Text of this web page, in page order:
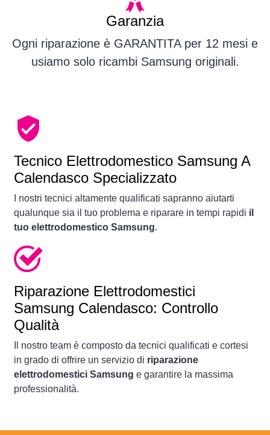
Garanzia
Ogni riparazione è GARANTITA per 12 mesi e
usiamo solo ricambi Samsung originali.
Tecnico Elettrodomestico Samsung A
Calendasco Specializzato
I nostri tecnici altamente qualificati sapranno aiutarti
qualunque sia il tuo problema e riparare in tempi rapidi il
tuo elettrodomestico Samsung.
Riparazione Elettrodomestici
Samsung Calendasco: Controllo
Qualità
Il nostro team è composto da tecnici qualificati e cortesi
in grado di offrire un servizio di riparazione
elettrodomestici Samsung e garantire la massima
professionalità.